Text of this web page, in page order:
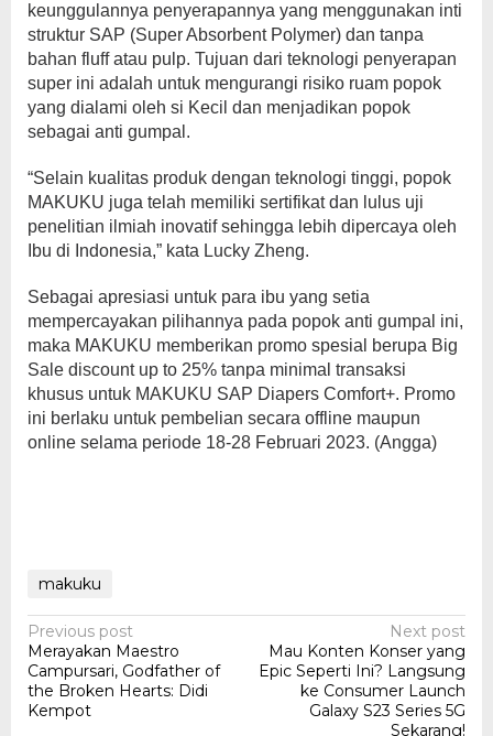
keunggulannya penyerapannya yang menggunakan inti
struktur SAP (Super Absorbent Polymer) dan tanpa
bahan fluff atau pulp. Tujuan dari teknologi penyerapan
super ini adalah untuk mengurangi risiko ruam popok
yang dialami oleh si Kecil dan menjadikan popok
sebagai anti gumpal.
“Selain kualitas produk dengan teknologi tinggi, popok
MAKUKU juga telah memiliki sertifikat dan lulus uji
penelitian ilmiah inovatif sehingga lebih dipercaya oleh
Ibu di Indonesia,” kata Lucky Zheng.
Sebagai apresiasi untuk para ibu yang setia
mempercayakan pilihannya pada popok anti gumpal ini,
maka MAKUKU memberikan promo spesial berupa Big
Sale discount up to 25% tanpa minimal transaksi
khusus untuk MAKUKU SAP Diapers Comfort+. Promo
ini berlaku untuk pembelian secara offline maupun
online selama periode 18-28 Februari 2023. (Angga)
makuku
Post
navigation
Previous post
Merayakan Maestro
Campursari, Godfather of
the Broken Hearts: Didi
Kempot
Next post
Mau Konten Konser yang
Epic Seperti Ini? Langsung
ke Consumer Launch
Galaxy S23 Series 5G
Sekarang!